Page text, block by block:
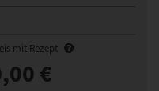
mit Rezept
€